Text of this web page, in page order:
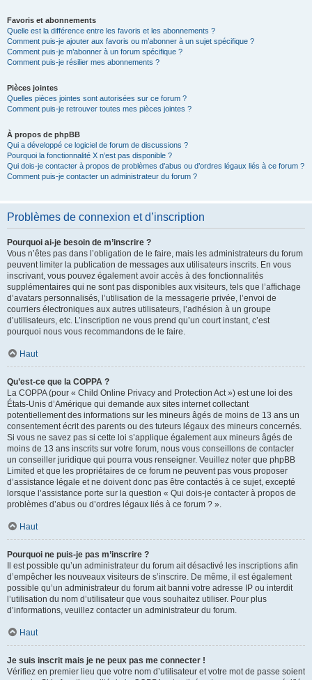
Favoris et abonnements
Quelle est la différence entre les favoris et les abonnements ?
Comment puis-je ajouter aux favoris ou m’abonner à un sujet spécifique ?
Comment puis-je m’abonner à un forum spécifique ?
Comment puis-je résilier mes abonnements ?
Pièces jointes
Quelles pièces jointes sont autorisées sur ce forum ?
Comment puis-je retrouver toutes mes pièces jointes ?
À propos de phpBB
Qui a développé ce logiciel de forum de discussions ?
Pourquoi la fonctionnalité X n’est pas disponible ?
Qui dois-je contacter à propos de problèmes d’abus ou d’ordres légaux liés à ce forum ?
Comment puis-je contacter un administrateur du forum ?
Problèmes de connexion et d’inscription
Pourquoi ai-je besoin de m’inscrire ?
Vous n’êtes pas dans l’obligation de le faire, mais les administrateurs du forum
peuvent limiter la publication de messages aux utilisateurs inscrits. En vous
inscrivant, vous pouvez également avoir accès à des fonctionnalités
supplémentaires qui ne sont pas disponibles aux visiteurs, tels que l’affichage
d’avatars personnalisés, l’utilisation de la messagerie privée, l’envoi de
courriers électroniques aux autres utilisateurs, l’adhésion à un groupe
d’utilisateurs, etc. L’inscription ne vous prend qu’un court instant, c’est
pourquoi nous vous recommandons de le faire.
Haut
Qu’est-ce que la COPPA ?
La COPPA (pour « Child Online Privacy and Protection Act ») est une loi des
États-Unis d’Amérique qui demande aux sites internet collectant
potentiellement des informations sur les mineurs âgés de moins de 13 ans un
consentement écrit des parents ou des tuteurs légaux des mineurs concernés.
Si vous ne savez pas si cette loi s’applique également aux mineurs âgés de
moins de 13 ans inscrits sur votre forum, nous vous conseillons de contacter
un conseiller juridique qui pourra vous renseigner. Veuillez noter que phpBB
Limited et que les propriétaires de ce forum ne peuvent pas vous proposer
d’assistance légale et ne doivent donc pas être contactés à ce sujet, excepté
lorsque l’assistance porte sur la question « Qui dois-je contacter à propos de
problèmes d’abus ou d’ordres légaux liés à ce forum ? ».
Haut
Pourquoi ne puis-je pas m’inscrire ?
Il est possible qu’un administrateur du forum ait désactivé les inscriptions afin
d’empêcher les nouveaux visiteurs de s’inscrire. De même, il est également
possible qu’un administrateur du forum ait banni votre adresse IP ou interdit
l’utilisation du nom d’utilisateur que vous souhaitez utiliser. Pour plus
d’informations, veuillez contacter un administrateur du forum.
Haut
Je suis inscrit mais je ne peux pas me connecter !
Vérifiez en premier lieu que votre nom d’utilisateur et votre mot de passe soient